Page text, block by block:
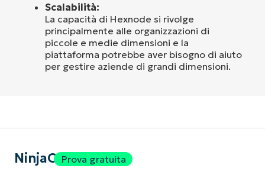
Scalabilità:
La capacità di Hexnode si rivolge
principalmente alle organizzazioni di
piccole e medie dimensioni e la
piattaforma potrebbe aver bisogno di aiuto
per gestire aziende di grandi dimensioni.
NinjaOneProva gratuita